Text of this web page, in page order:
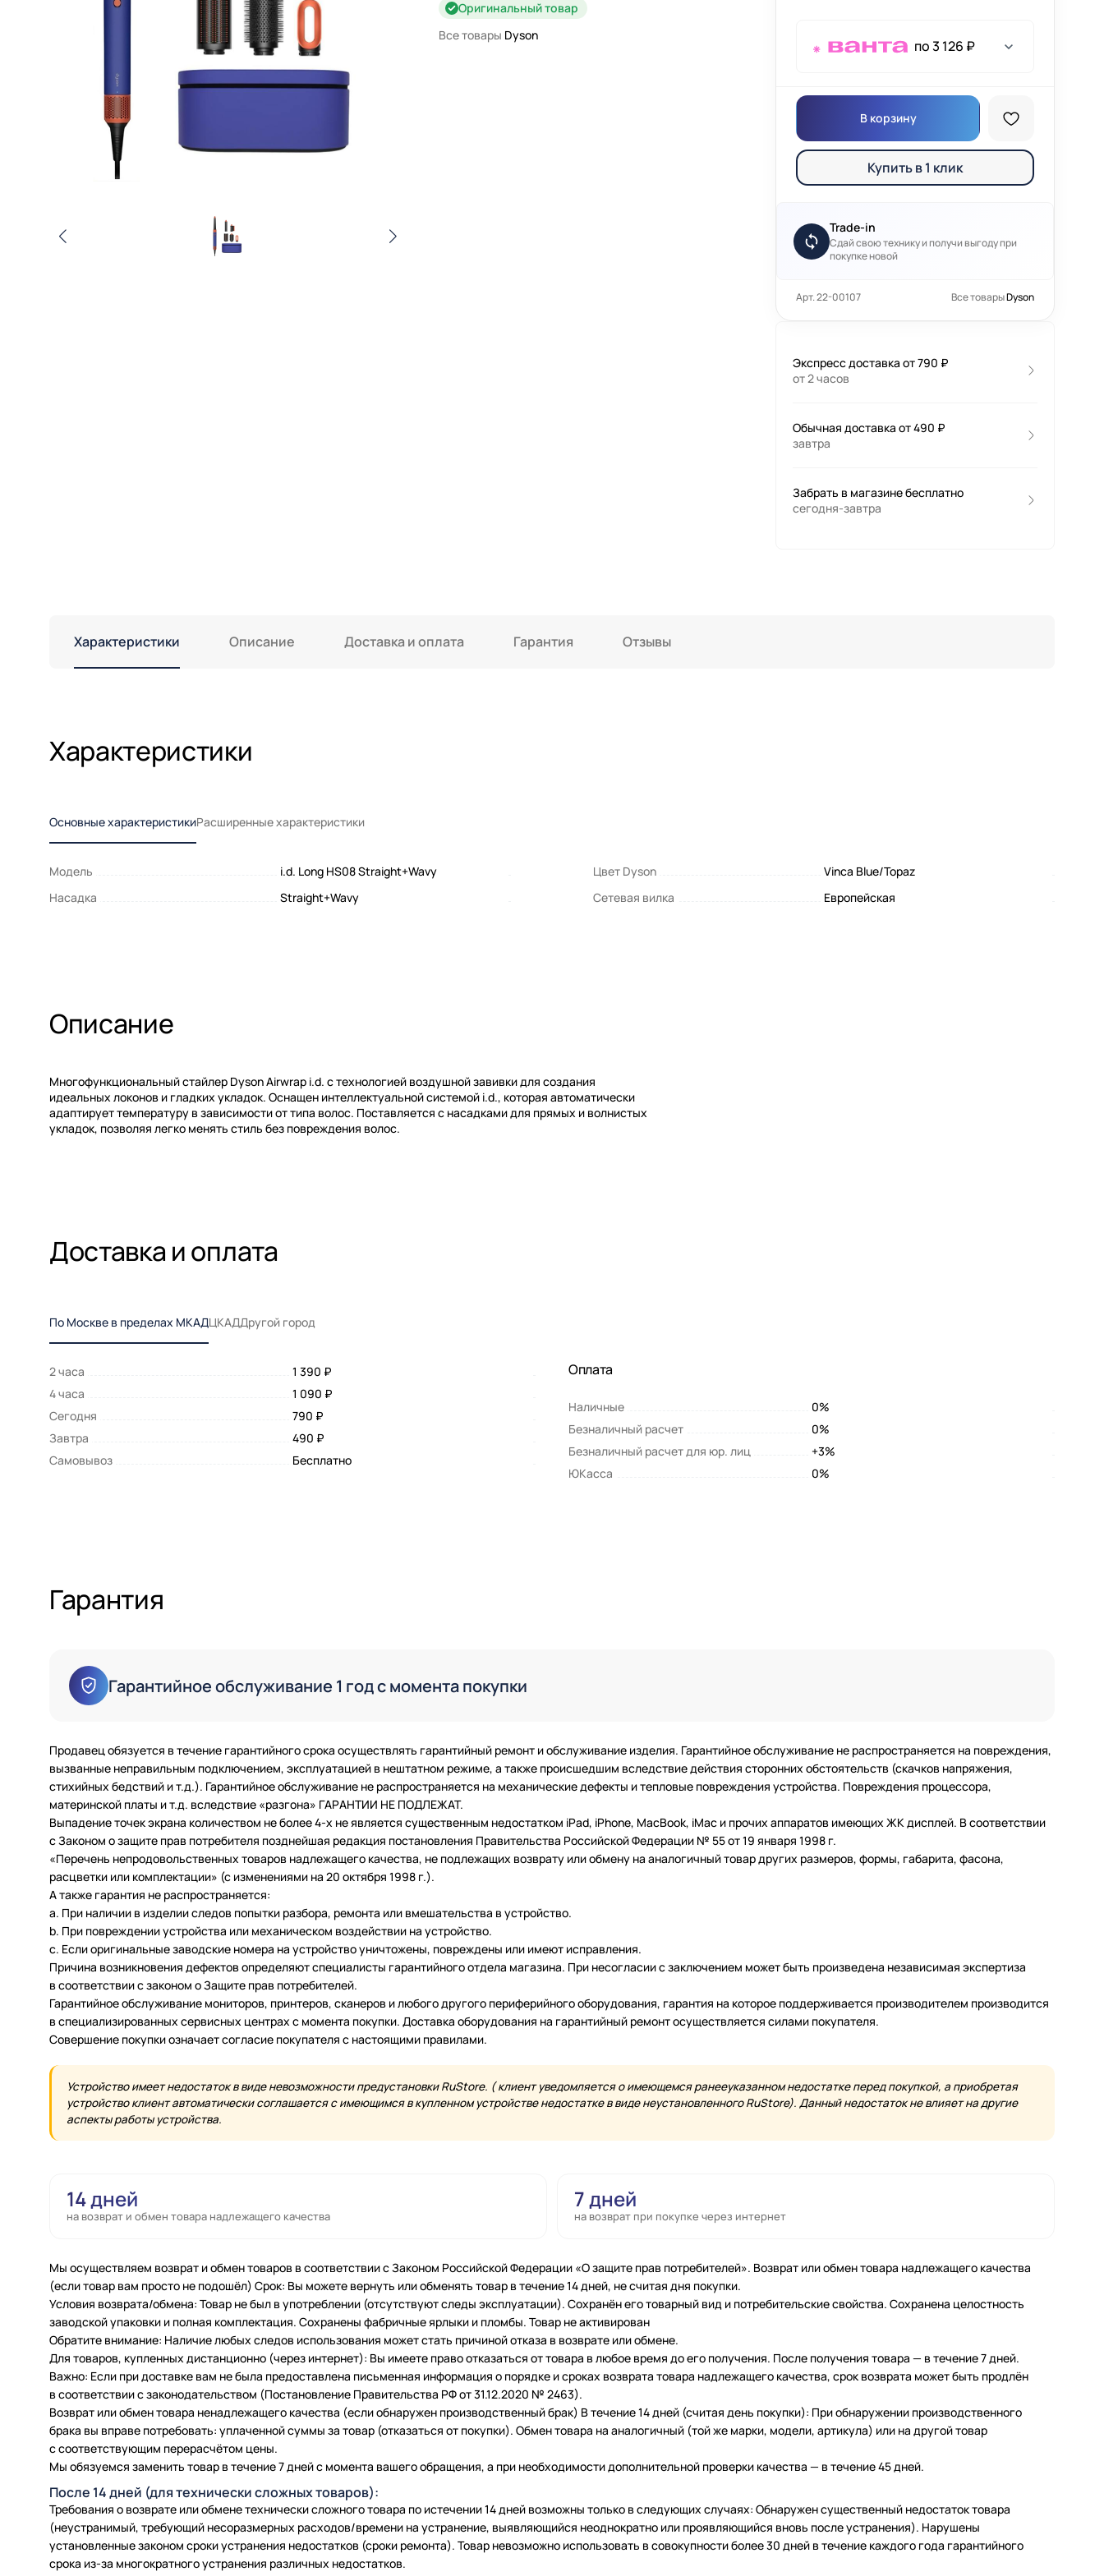
Оригинальный товар
Все товары Dyson
по 3 126 ₽
В корзину
Купить в 1 клик
Trade-in
Сдай свою технику и получи выгоду при
покупке новой
Арт. 22-00107 Все товарыDyson
Экспресс доставка от 790 ₽
от 2 часов
Обычная доставка от 490 ₽
завтра
Забрать в магазине бесплатно
сегодня-завтра
Характеристики Описание Доставка и оплата Гарантия Отзывы
Характеристики
Основные характеристикиРасширенные характеристики
Модель i.d. Long HS08 Straight+Wavy Цвет Dyson
Vinca Blue/Topaz
Насадка
Straight+Wavy Сетевая вилка Eвропейская
Описание
Многофункциональный стайлер Dyson Airwrap i.d. с технологией воздушной завивки для создания
идеальных локонов и гладких укладок. Оснащен интеллектуальной системой i.d., которая автоматически
адаптирует температуру в зависимости от типа волос. Поставляется с насадками для прямых и волнистых
укладок, позволяя легко менять стиль без повреждения волос.
Доставка и оплата
По Москве в пределах МКАДЦКАДДругой город
2 часа
1 390 ₽
4 часа
1 090 ₽
Сегодня
790 ₽
Завтра
490 ₽
Самовывоз
Бесплатно
Оплата
Наличные
0%
Безналичный расчет
0%
Безналичный расчет для юр. лиц
+3%
ЮКасса
0%
Гарантия
Гарантийное обслуживание 1 год с момента покупки
Продавец обязуется в течение гарантийного срока осуществлять гарантийный ремонт и обслуживание изделия. Гарантийное обслуживание не распространяется на повреждения,
вызванные неправильным подключением, эксплуатацией в нештатном режиме, а также происшедшим вследствие действия сторонних обстоятельств (скачков напряжения,
стихийных бедствий и т.д.). Гарантийное обслуживание не распространяется на механические дефекты и тепловые повреждения устройства. Повреждения процессора,
материнской платы и т.д. вследствие «разгона» ГАРАНТИИ НЕ ПОДЛЕЖАТ.
Выпадение точек экрана количеством не более 4-х не является существенным недостатком iPad, iPhone, MacBook, iMac и прочих аппаратов имеющих ЖК дисплей. В соответствии
с Законом о защите прав потребителя позднейшая редакция постановления Правительства Российской Федерации № 55 от 19 января 1998 г.
«Перечень непродовольственных товаров надлежащего качества, не подлежащих возврату или обмену на аналогичный товар других размеров, формы, габарита, фасона,
расцветки или комплектации» (с изменениями на 20 октября 1998 г.).
А также гарантия не распространяется:
a. При наличии в изделии следов попытки разбора, ремонта или вмешательства в устройство.
b. При повреждении устройства или механическом воздействии на устройство.
c. Если оригинальные заводские номера на устройство уничтожены, повреждены или имеют исправления.
Причина возникновения дефектов определяют специалисты гарантийного отдела магазина. При несогласии с заключением может быть произведена независимая экспертиза
в соответствии с законом о Защите прав потребителей.
Гарантийное обслуживание мониторов, принтеров, сканеров и любого другого периферийного оборудования, гарантия на которое поддерживается производителем производится
в специализированных сервисных центрах с момента покупки. Доставка оборудования на гарантийный ремонт осуществляется силами покупателя.
Совершение покупки означает согласие покупателя с настоящими правилами.
Устройство имеет недостаток в виде невозможности предустановки RuStore. ( клиент уведомляется о имеющемся ранееуказанном недостатке перед покупкой, а приобретая
устройство клиент автоматически соглашается с имеющимся в купленном устройстве недостатке в виде неустановленного RuStore). Данный недостаток не влияет на другие
аспекты работы устройства.
14 дней
на возврат и обмен товара надлежащего качества
7 дней
на возврат при покупке через интернет
Мы осуществляем возврат и обмен товаров в соответствии с Законом Российской Федерации «О защите прав потребителей». Возврат или обмен товара надлежащего качества
(если товар вам просто не подошёл) Срок: Вы можете вернуть или обменять товар в течение 14 дней, не считая дня покупки.
Условия возврата/обмена: Товар не был в употреблении (отсутствуют следы эксплуатации). Сохранён его товарный вид и потребительские свойства. Сохранена целостность
заводской упаковки и полная комплектация. Сохранены фабричные ярлыки и пломбы. Товар не активирован
Обратите внимание: Наличие любых следов использования может стать причиной отказа в возврате или обмене.
Для товаров, купленных дистанционно (через интернет): Вы имеете право отказаться от товара в любое время до его получения. После получения товара — в течение 7 дней.
Важно: Если при доставке вам не была предоставлена письменная информация о порядке и сроках возврата товара надлежащего качества, срок возврата может быть продлён
в соответствии с законодательством (Постановление Правительства РФ от 31.12.2020 № 2463).
Возврат или обмен товара ненадлежащего качества (если обнаружен производственный брак) В течение 14 дней (считая день покупки): При обнаружении производственного
брака вы вправе потребовать: уплаченной суммы за товар (отказаться от покупки). Обмен товара на аналогичный (той же марки, модели, артикула) или на другой товар
с соответствующим перерасчётом цены.
Мы обязуемся заменить товар в течение 7 дней с момента вашего обращения, а при необходимости дополнительной проверки качества — в течение 45 дней.
После 14 дней (для технически сложных товаров):
Требования о возврате или обмене технически сложного товара по истечении 14 дней возможны только в следующих случаях: Обнаружен существенный недостаток товара
(неустранимый, требующий несоразмерных расходов/времени на устранение, выявляющийся неоднократно или проявляющийся вновь после устранения). Нарушены
установленные законом сроки устранения недостатков (сроки ремонта). Товар невозможно использовать в совокупности более 30 дней в течение каждого года гарантийного
срока из-за многократного устранения различных недостатков.